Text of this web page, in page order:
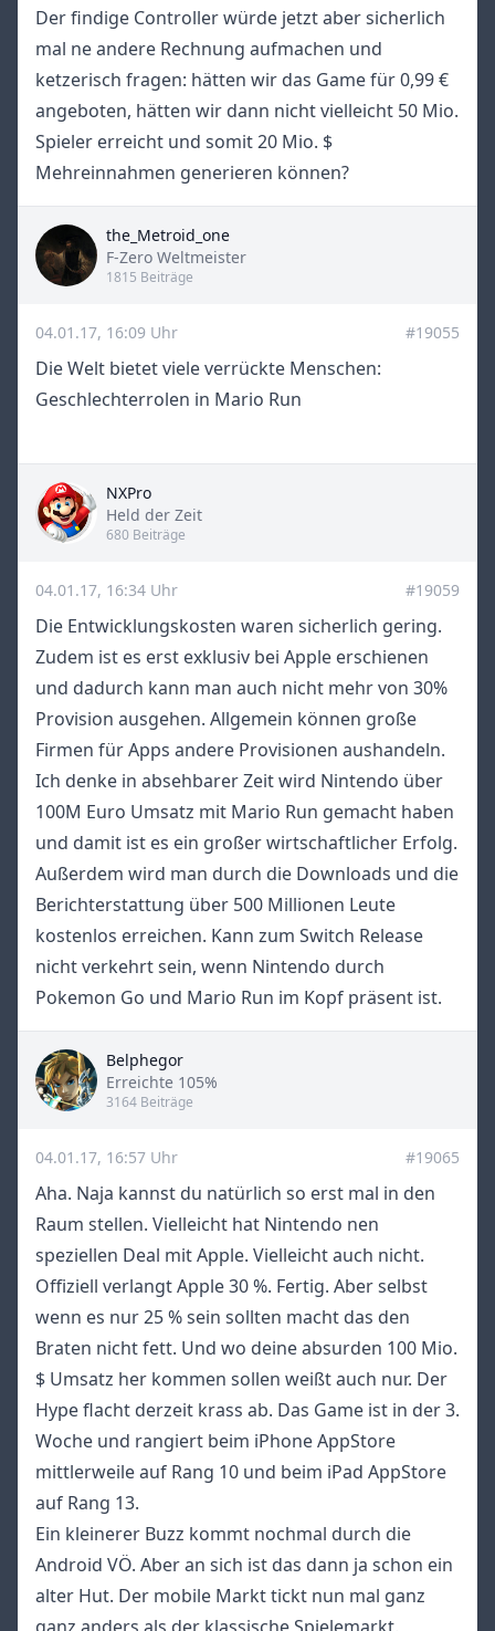
Der findige Controller würde jetzt aber sicherlich
mal ne andere Rechnung aufmachen und
ketzerisch fragen: hätten wir das Game für 0,99 €
angeboten, hätten wir dann nicht vielleicht 50 Mio.
Spieler erreicht und somit 20 Mio. $
Mehreinnahmen generieren können?
the_Metroid_one
Title
F-Zero Weltmeister
1815 Beiträge
04.01.17, 16:09 Uhr #19055
Die Welt bietet viele verrückte Menschen:
Geschlechterrolen in Mario Run
NXPro
Title
Held der Zeit
680 Beiträge
04.01.17, 16:34 Uhr #19059
Die Entwicklungskosten waren sicherlich gering.
Zudem ist es erst exklusiv bei Apple erschienen
und dadurch kann man auch nicht mehr von 30%
Provision ausgehen. Allgemein können große
Firmen für Apps andere Provisionen aushandeln.
Ich denke in absehbarer Zeit wird Nintendo über
100M Euro Umsatz mit Mario Run gemacht haben
und damit ist es ein großer wirtschaftlicher Erfolg.
Außerdem wird man durch die Downloads und die
Berichterstattung über 500 Millionen Leute
kostenlos erreichen. Kann zum Switch Release
nicht verkehrt sein, wenn Nintendo durch
Pokemon Go und Mario Run im Kopf präsent ist.
Belphegor
Title
Erreichte 105%
3164 Beiträge
04.01.17, 16:57 Uhr #19065
Aha. Naja kannst du natürlich so erst mal in den
Raum stellen. Vielleicht hat Nintendo nen
speziellen Deal mit Apple. Vielleicht auch nicht.
Offiziell verlangt Apple 30 %. Fertig. Aber selbst
wenn es nur 25 % sein sollten macht das den
Braten nicht fett. Und wo deine absurden 100 Mio.
$ Umsatz her kommen sollen weißt auch nur. Der
Hype flacht derzeit krass ab. Das Game ist in der 3.
Woche und rangiert beim iPhone AppStore
mittlerweile auf Rang 10 und beim iPad AppStore
auf Rang 13.
Ein kleinerer Buzz kommt nochmal durch die
Android VÖ. Aber an sich ist das dann ja schon ein
alter Hut. Der mobile Markt tickt nun mal ganz